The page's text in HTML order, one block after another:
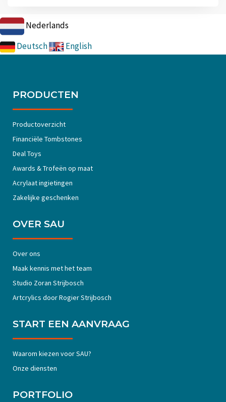
Nederlands
Deutsch
English
PRODUCTEN
Productoverzicht
Financiële Tombstones
Deal Toys
Awards & Trofeën op maat
Acrylaat ingietingen
Zakelijke geschenken
OVER SAU
Over ons
Maak kennis met het team
Studio Zoran Strijbosch
Artcrylics door Rogier Strijbosch
START EEN AANVRAAG
Waarom kiezen voor SAU?
Onze diensten
PORTFOLIO